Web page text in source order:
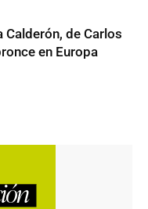
Calderón, de Carlos
en Europa